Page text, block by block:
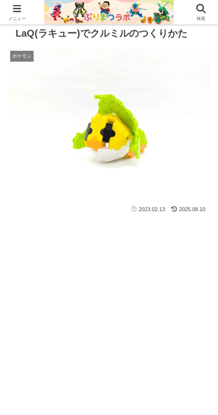
LaQ(ラキュー)でクルミルのつくりかた
ポケモン
2023.02.13 2025.08.10
メニュー 検索